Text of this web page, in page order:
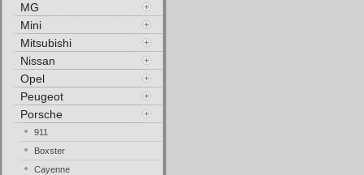
MG
Mini
Mitsubishi
Nissan
Opel
Peugeot
Porsche
911
Boxster
Cayenne